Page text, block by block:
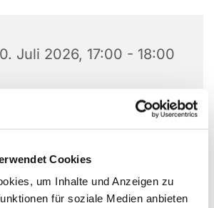
Cookies
um Inhalte und Anzeigen zu
für soziale Medien anbieten
Juli 2026, 17:00 - 18:00
Preins Feld 8,
0176-87900864